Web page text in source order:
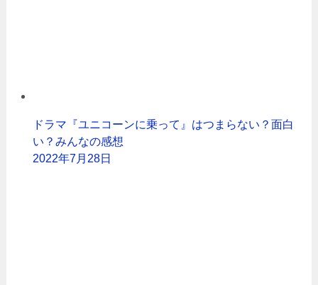
ドラマ『ユニコーンに乗って』はつまらない？面白
い？みんなの感想
2022年7月28日